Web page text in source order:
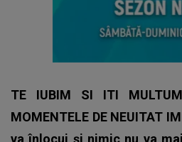
TE IUBIM SI ITI
MOMENTELE DE NEUITAT
va înlocui și nimic nu va